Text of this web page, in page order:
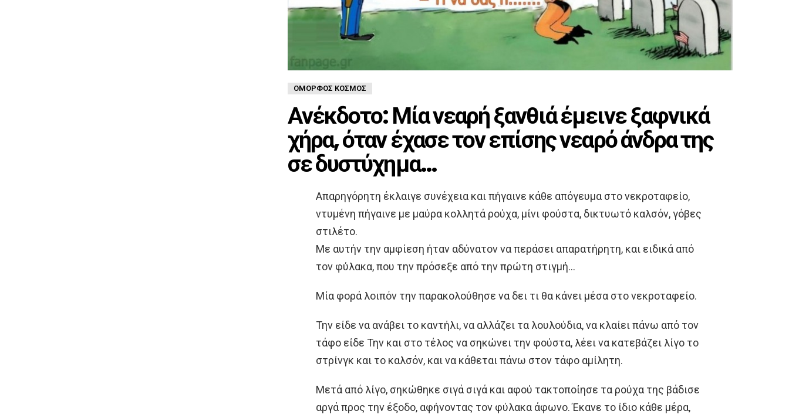
ΌΜΟΡΦΟΣ ΚΌΣΜΟΣ
Ανέκδοτο: Μία νεαρή ξανθιά έμεινε ξαφνικά
χήρα, όταν έχασε τον επίσης νεαρό άνδρα της
σε δυστύχημα…
Απαρηγόρητη έκλαιγε συνέχεια και πήγαινε κάθε απόγευμα στο νεκροταφείο,
ντυμένη πήγαινε με μαύρα κολλητά ρούχα, μίνι φούστα, δικτυωτό καλσόν, γόβες
στιλέτο.
Με αυτήν την αμφίεση ήταν αδύνατον να περάσει απαρατήρητη, και ειδικά από
τον φύλακα, που την πρόσεξε από την πρώτη στιγμή…
Μία φορά λοιπόν την παρακολούθησε να δει τι θα κάνει μέσα στο νεκροταφείο.
Την είδε να ανάβει το καντήλι, να αλλάζει τα λουλούδια, να κλαίει πάνω από τον
τάφο είδε Την και στο τέλος να σηκώνει την φούστα, λέει να κατεβάζει λίγο το
στρίνγκ και το καλσόν, και να κάθεται πάνω στον τάφο αμίλητη.
Μετά από λίγο, σηκώθηκε σιγά σιγά και αφού τακτοποίησε τα ρούχα της βάδισε
αργά προς την έξοδο, αφήνοντας τον φύλακα άφωνο. Έκανε το ίδιο κάθε μέρα,